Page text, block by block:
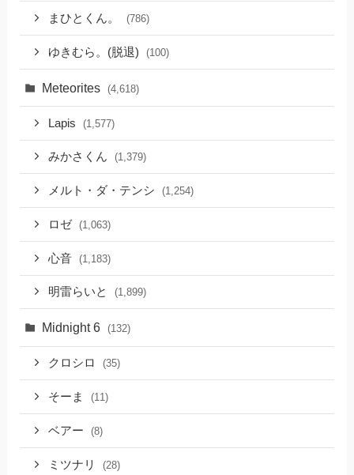
まひとくん。 (786)
ゆきむら。(脱退) (100)
Meteorites (4,618)
Lapis (1,577)
みかさくん (1,379)
メルト・ダ・テンシ (1,254)
ロゼ (1,063)
心音 (1,183)
明雷らいと (1,899)
Midnight 6 (132)
クロシロ (35)
そーま (11)
ベアー (8)
ミツナリ (28)